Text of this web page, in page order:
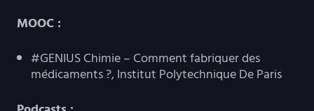
MOOC :
#GENIUS Chimie – Comment fabriquer des
médicaments ?, Institut Polytechnique De Paris